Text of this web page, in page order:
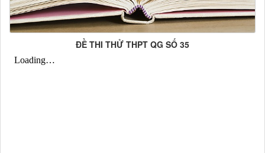
ĐỀ THI THỬ THPT QG SỐ 35